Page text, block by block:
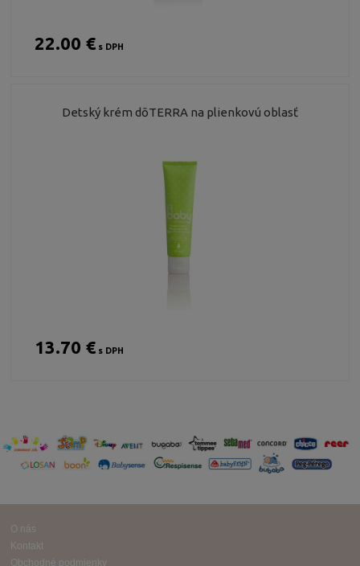
22.00 €s DPH
Detský krém dōTERRA na plienkovú oblasť
13.70 €s DPH
O nás
Kontakt
Obchodné podmienky